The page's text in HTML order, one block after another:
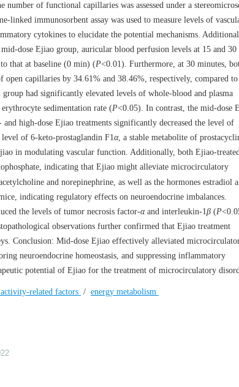
of functional capillaries was assessed under a
linked immunosorbent assay was used to measure levels of
cytokines to elucidate the potential mechanisms.
dose Ejiao group, auricular blood perfusion levels at 15 and 30
that at baseline (0 min) (P<0.01). Furthermore, at 30 minutes,
capillaries by 34.61% and 38.46%, respectively, compared
had significantly elevated levels of whole-blood and plasma
sedimentation rate (P<0.05). In contrast, the mid-dose
high-dose Ejiao treatments significantly decreased the level of
of 6-keto-prostaglandin F1α, a stable metabolite of
in modulating vascular function. Additionally, both Ejiao-
indicating that Ejiao might alleviate microcirculatory
and norepinephrine, as well as the hormones estradiol
indicating regulatory effects on neuroendocrine imbalances.
the levels of tumor necrosis factor-αand interleukin-1β (P
observations further confirmed that Ejiao treatment
Conclusion: Mid-dose Ejiao effectively alleviated
neuroendocrine homeostasis, and suppressing inflammatory
potential of Ejiao for the treatment of microcirculatory
related factors / energy metabolism